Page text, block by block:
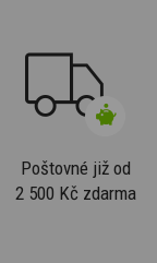
Poštovné již od
2 500 Kč zdarma